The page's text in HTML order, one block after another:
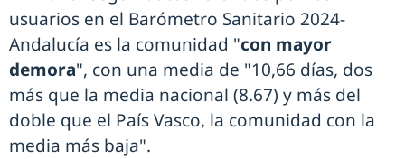
usuarios en el Barómetro Sanitario 2024-
Andalucía es la comunidad "con mayor
demora", con una media de "10,66 días, dos
más que la media nacional (8.67) y más del
doble que el País Vasco, la comunidad con la
media más baja".